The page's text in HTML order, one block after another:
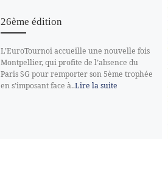
26ème édition
L’EuroTournoi accueille une nouvelle fois
Montpellier, qui profite de l’absence du
Paris SG pour remporter son 5ème trophée
en s’imposant face à..Lire la suite